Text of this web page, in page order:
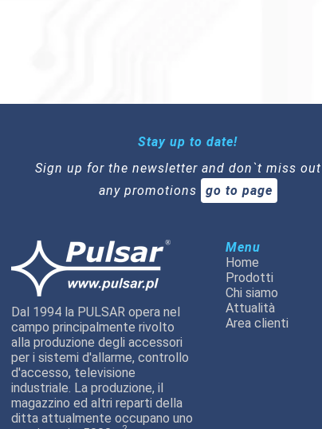
Stay up to date!
Sign up for the newsletter and don`t miss
any promotions
go to page
Dal 1994 la PULSAR opera nel
campo principalmente rivolto
alla produzione degli accessori
per i sistemi d'allarme, controllo
d'accesso, televisione
industriale. La produzione, il
magazzino ed altri reparti della
ditta attualmente occupano uno
Menu
Home
Prodotti
Chi siamo
Attualità
Area clienti